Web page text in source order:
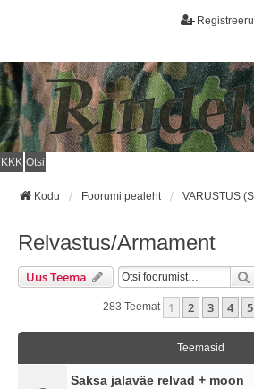
Registreeru
KKK Otsi
Kodu Foorumi pealeht
Relvastus/Armament
Uus Teema
283 Teemat 1 2 3 4 5
Teemasid
Saksa jalaväe relvad + moon